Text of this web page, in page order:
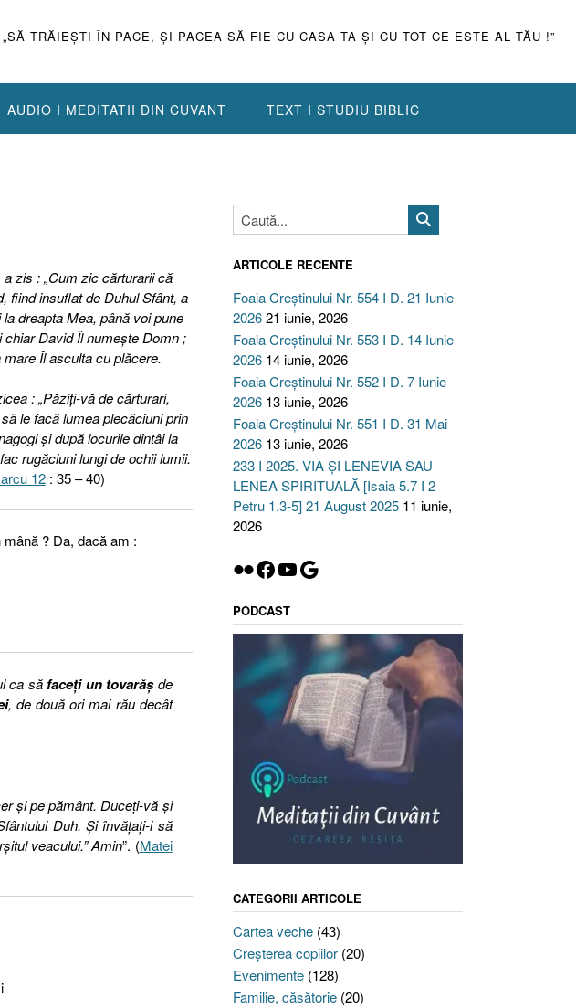
TRĂIEŞTI ÎN PACE, ŞI PACEA SĂ FIE CU CASA TA ŞI CU TOT CE ESTE AL TĂU !”
AUDIO I MEDITATII DIN CUVANT TEXT I STUDIU BIBLIC
zis : „Cum zic cărturarii că
fiind insuflat de Duhul Sfânt, a
dreapta Mea, până voi pune
chiar David Îl numeşte Domn ;
Îl asculta cu plăcere.
: „Păziţi-vă de cărturari,
le facă lumea plecăciuni prin
şi după locurile dintâi la
rugăciuni lungi de ochii lumii.
12: 35 – 40)
? Da, dacă am :
ca să faceţi un tovarăşde
, de două ori mai rău decât
şi pe pământ. Duceţi-vă şi
Duh. Şi învăţaţi-i să
veacului.” Amin”. (Matei
ARTICOLE RECENTE
Foaia Creștinului Nr. 554 I D. 21 Iunie
202621 iunie, 2026
Foaia Creștinului Nr. 553 I D. 14 Iunie
2026 14 iunie, 2026
Foaia Creștinului Nr. 552 I D. 7 Iunie
2026 13 iunie, 2026
Foaia Creștinului Nr. 551 I D. 31 Mai
2026 13 iunie, 2026
233 I 2025. VIA ȘI LENEVIA SAU
LENEA SPIRITUALĂ [Isaia 5.7 I 2
Petru 1.3-5] 21 August 2025 11 iunie,
2026
Flickr
Facebook
YouTube
Google
PODCAST
CATEGORII ARTICOLE
Cartea veche(43)
Creşterea copiilor(20)
Evenimente(128)
Familie, căsătorie(20)